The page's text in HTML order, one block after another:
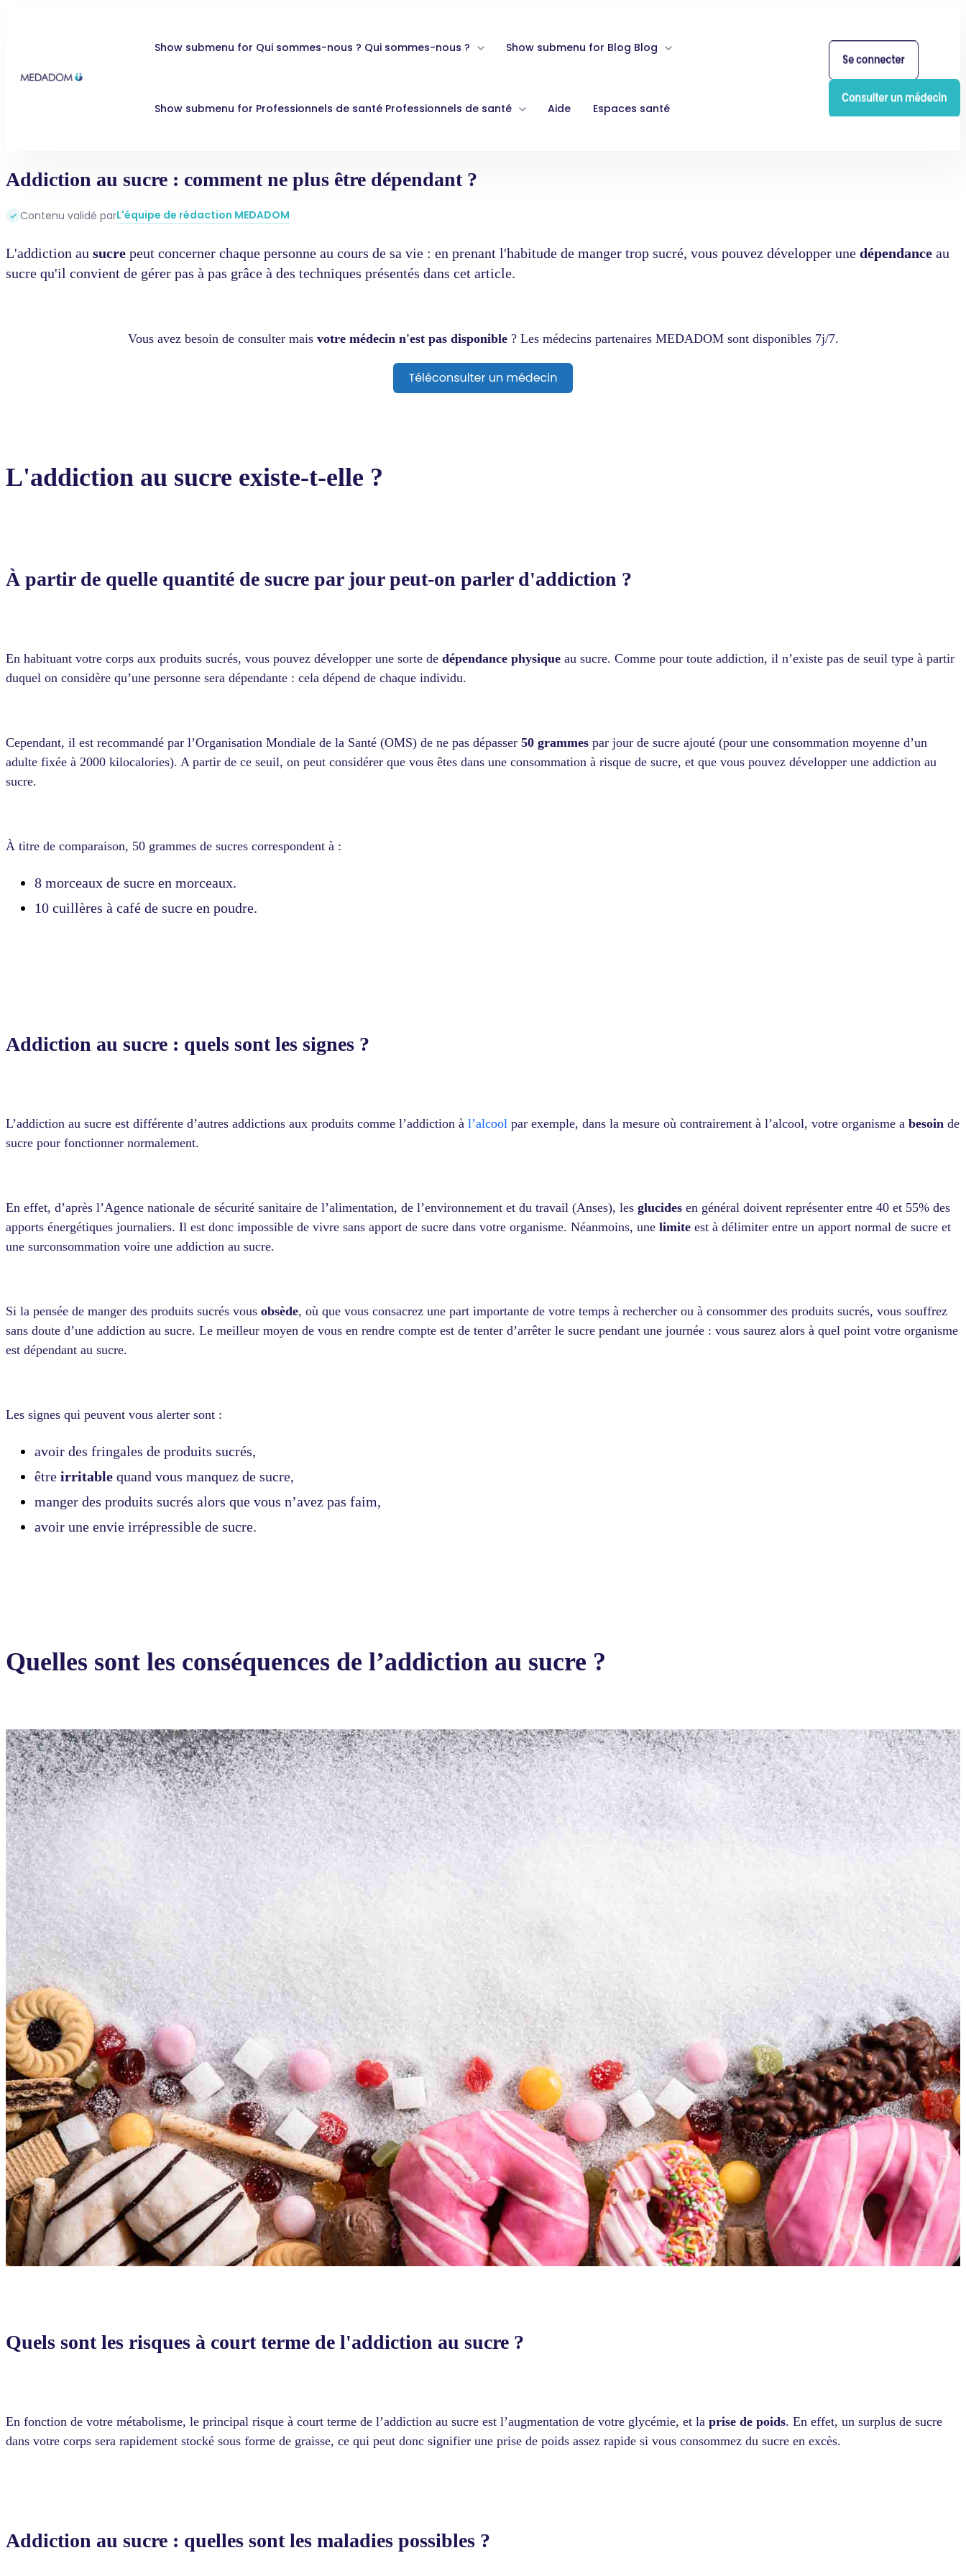
Show submenu for Qui sommes-nous ? Qui sommes-nous ? Show submenu for Blog Blog
Show submenu for Professionnels de santé Professionnels de santé Aide Espaces santé
Addiction au sucre : comment ne plus être dépendant ?
Contenu validé parL'équipe de rédaction MEDADOM
L'addiction au sucre peut concerner chaque personne au cours de sa vie : en prenant l'habitude de manger trop sucré, vous pouvez développer une dépendance au
sucre qu'il convient de gérer pas à pas grâce à des techniques présentés dans cet article.
Vous avez besoin de consulter mais votre médecin n'est pas disponible? Les médecins partenaires MEDADOM sont disponibles 7j/7.
L'addiction au sucre existe-t-elle ?
À partir de quelle quantité de sucre par jour peut-on parler d'addiction ?
En habituant votre corps aux produits sucrés, vous pouvez développer une sorte de dépendance physique au sucre. Comme pour toute addiction, il n’existe pas de seuil type à partir
duquel on considère qu’une personne sera dépendante : cela dépend de chaque individu.
Cependant, il est recommandé par l’Organisation Mondiale de la Santé (OMS) de ne pas dépasser 50 grammes par jour de sucre ajouté (pour une consommation moyenne d’un
adulte fixée à 2000 kilocalories). A partir de ce seuil, on peut considérer que vous êtes dans une consommation à risque de sucre, et que vous pouvez développer une addiction au
sucre.
À titre de comparaison, 50 grammes de sucres correspondent à :
8 morceaux de sucre en morceaux.
10 cuillères à café de sucre en poudre.
Addiction au sucre : quels sont les signes ?
L’addiction au sucre est différente d’autres addictions aux produits comme l’addiction à l’alcool par exemple, dans la mesure où contrairement à l’alcool, votre organisme a besoin de
sucre pour fonctionner normalement.
En effet, d’après l’Agence nationale de sécurité sanitaire de l’alimentation, de l’environnement et du travail (Anses), les glucides en général doivent représenter entre 40 et 55% des
apports énergétiques journaliers. Il est donc impossible de vivre sans apport de sucre dans votre organisme. Néanmoins, une limite est à délimiter entre un apport normal de sucre et
une surconsommation voire une addiction au sucre.
Si la pensée de manger des produits sucrés vous obsède, où que vous consacrez une part importante de votre temps à rechercher ou à consommer des produits sucrés, vous souffrez
sans doute d’une addiction au sucre. Le meilleur moyen de vous en rendre compte est de tenter d’arrêter le sucre pendant une journée : vous saurez alors à quel point votre organisme
est dépendant au sucre.
Les signes qui peuvent vous alerter sont :
avoir des fringales de produits sucrés,
être irritable quand vous manquez de sucre,
manger des produits sucrés alors que vous n’avez pas faim,
avoir une envie irrépressible de sucre.
Quelles sont les conséquences de l’addiction au sucre ?
Quels sont les risques à court terme de l'addiction au sucre ?
En fonction de votre métabolisme, le principal risque à court terme de l’addiction au sucre est l’augmentation de votre glycémie, et la prise de poids. En effet, un surplus de sucre
dans votre corps sera rapidement stocké sous forme de graisse, ce qui peut donc signifier une prise de poids assez rapide si vous consommez du sucre en excès.
Addiction au sucre : quelles sont les maladies possibles ?